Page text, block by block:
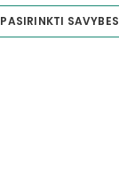
PASIRINKTI SAVYBES